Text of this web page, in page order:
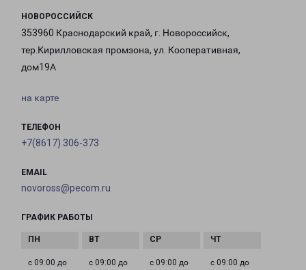
НОВОРОССИЙСК
353960 Краснодарский край, г. Новороссийск,
тер.Кирилловская промзона, ул. Кооперативная,
дом19А
на карте
ТЕЛЕФОН
+7(8617) 306-373
EMAIL
novoross@pecom.ru
ГРАФИК РАБОТЫ
с 09:00 до
с 09:00 до
с 09:00 до
с 09:00 до